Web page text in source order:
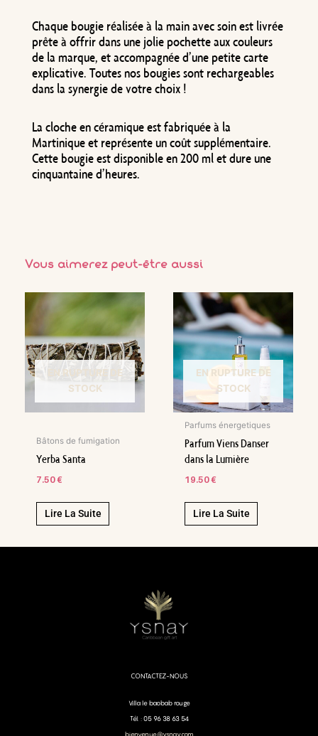
Chaque bougie réalisée à la main avec soin est livrée
prête à offrir dans une jolie pochette aux couleurs
de la marque, et accompagnée d’une petite carte
explicative. Toutes nos bougies sont rechargeables
dans la synergie de votre choix !
La cloche en céramique est fabriquée à la
Martinique et représente un coût supplémentaire.
Cette bougie est disponible en 200 ml et dure une
cinquantaine d’heures.
Vous aimerez peut-être aussi
EN RUPTURE DE
STOCK
Bâtons de fumigation
Yerba Santa
7.50€
Lire La Suite
EN RUPTURE DE
STOCK
Parfums énergetiques
Parfum Viens Danser
dans la Lumière
19.50€
Lire La Suite
CONTACTEZ-NOUS
Villa le baobab rouge
Tél. : 05 96 38 63 54
bienvenue@ysnay.com